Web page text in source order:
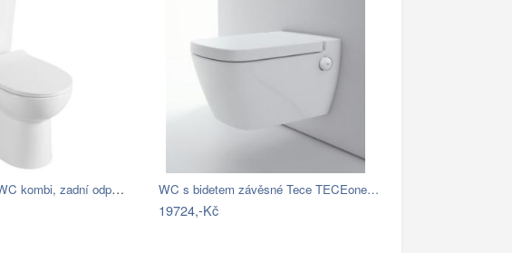
SAPHO - KAIRO WC kombi, zadní odpad,… WC s bidetem závěsné Tece TECEone…
19724,-Kč